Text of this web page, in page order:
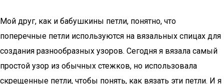
Мой друг, как и бабушкины петли, понятно, что
поперечные петли используются на вязальных спицах для
создания разнообразных узоров. Сегодня я вязала самый
простой узор из обычных стежков, но использовала
скрещенные петли, чтобы понять, как вязать эти петли. И я